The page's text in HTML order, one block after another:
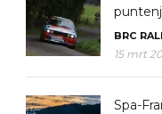
BRC
15 mrt
Spa-